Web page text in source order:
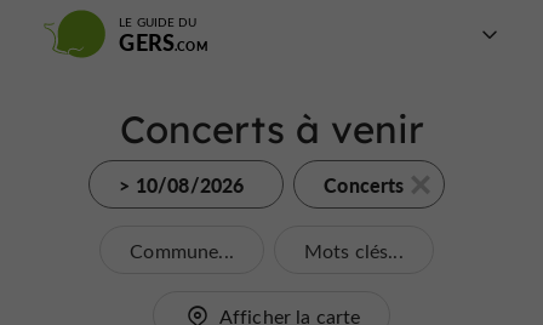
LE GUIDE DU
GERS
Concerts à venir
> 10/08/2026 Concerts
Commune... Mots clés...
Afficher la carte